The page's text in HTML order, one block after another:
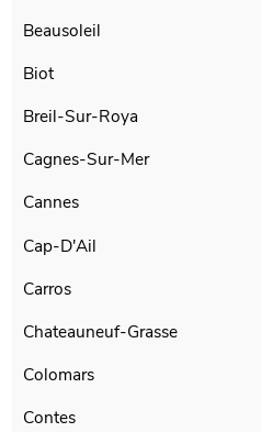
Beausoleil
Biot
Breil-Sur-Roya
Cagnes-Sur-Mer
Cannes
Cap-D'Ail
Carros
Chateauneuf-Grasse
Colomars
Contes